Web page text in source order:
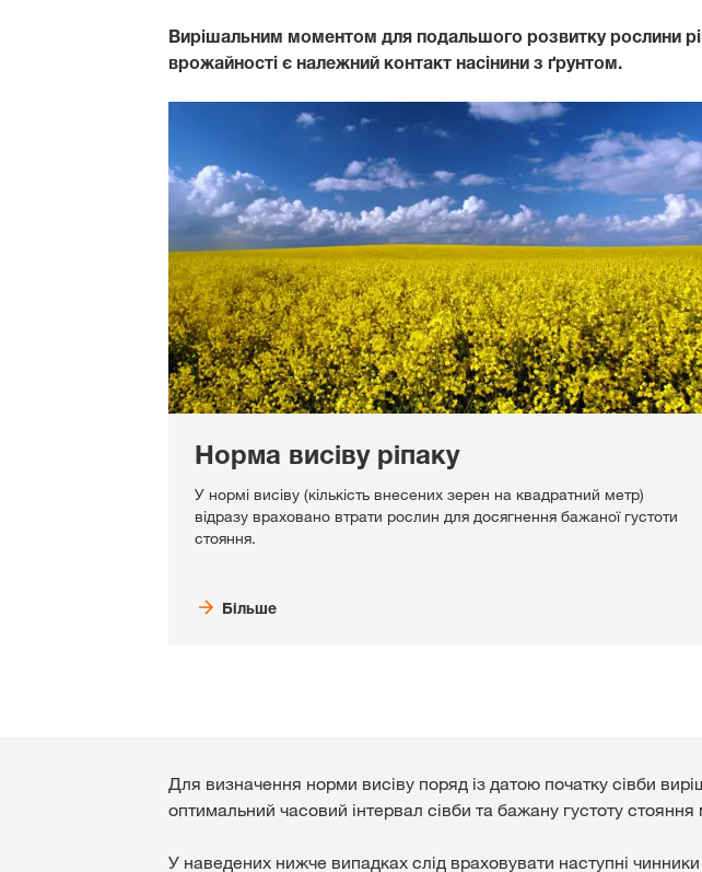
Вирішальним моментом для подальшого розвитку рослини
врожайності є належний контакт насінини з ґрунтом.
Норма висіву ріпаку
У нормі висіву (кількість внесених зерен на квадратний метр)
відразу враховано втрати рослин для досягнення бажаної густоти
стояння.
Більше
Для визначення норми висіву поряд із датою початку сівби
оптимальний часовий інтервал сівби та бажану густоту стояння
У наведених нижче випадках слід враховувати наступні